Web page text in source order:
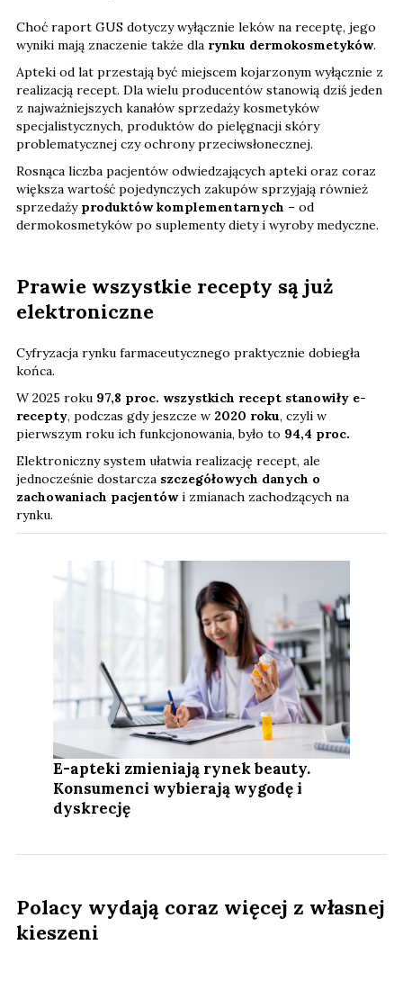
Choć raport GUS dotyczy wyłącznie leków na receptę, jego
wyniki mają znaczenie także dla rynku dermokosmetyków.
Apteki od lat przestają być miejscem kojarzonym wyłącznie z
realizacją recept. Dla wielu producentów stanowią dziś jeden
z najważniejszych kanałów sprzedaży kosmetyków
specjalistycznych, produktów do pielęgnacji skóry
problematycznej czy ochrony przeciwsłonecznej.
Rosnąca liczba pacjentów odwiedzających apteki oraz coraz
większa wartość pojedynczych zakupów sprzyjają również
sprzedaży produktów komplementarnych – od
dermokosmetyków po suplementy diety i wyroby medyczne.
Prawie wszystkie recepty są już
elektroniczne
Cyfryzacja rynku farmaceutycznego praktycznie dobiegła
końca.
W 2025 roku 97,8 proc. wszystkich recept stanowiły e-
recepty, podczas gdy jeszcze w 2020 roku, czyli w
pierwszym roku ich funkcjonowania, było to 94,4 proc.
Elektroniczny system ułatwia realizację recept, ale
jednocześnie dostarcza szczegółowych danych o
zachowaniach pacjentówi zmianach zachodzących na
rynku.
E-apteki zmieniają rynek beauty.
Konsumenci wybierają wygodę i
dyskrecję
Polacy wydają coraz więcej z własnej
kieszeni